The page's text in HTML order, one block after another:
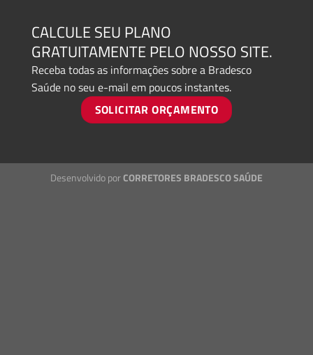
CALCULE SEU PLANO
GRATUITAMENTE PELO NOSSO SITE.
Receba todas as informações sobre a Bradesco
Saúde no seu e-mail em poucos instantes.
SOLICITAR ORÇAMENTO
Desenvolvido porCORRETORES BRADESCO SAÚDE